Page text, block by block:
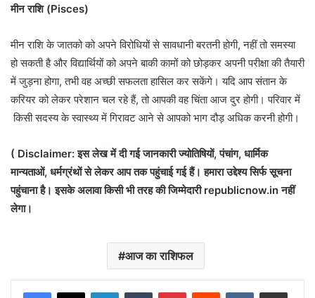
मीन राशि (Pisces)
मीन राशि के जातको को अपने विरोधियों से सावधानी बरतनी होगी, नहीं तो समस्या
हो सकती है और विद्यार्थियों को अपने बाकी कामों को छोड़कर अपनी परीक्षा की तैयारी
में जुड़ना होगा, तभी वह अच्छी सफलता हासिल कर सकेंगे। यदि आप संतान के
करियर को लेकर परेशान चल रहे हैं, तो आपकी वह चिंता आज दुर होगी। परिवार में
किसी सदस्य के स्वास्थ्य में गिरावट आने से आपको भाग दौड़ अधिक करनी होगी।
( Disclaimer: इस लेख में दी गई जानकारी ज्योतिषियों, पंचांग, धार्मिक
मान्यताओं, धर्मग्रंथों से लेकर आप तक पहुंचाई गई हैं। हमारा उद्देश्य सिर्फ सूचना
पहुंचाना है। इसके अलावा किसी भी तरह की जिम्मेदारी republicnow.in नहीं
लेगा।
आज का राशिफल
LinkedInTumblr PinterestReddit VKontakteShare via Email